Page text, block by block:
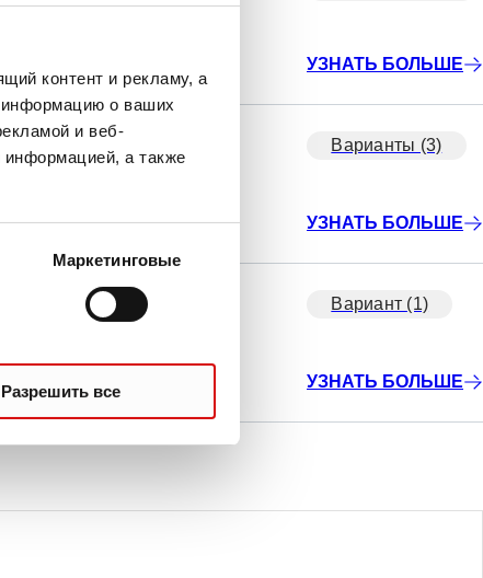
контент и рекламу, а
о ваших
и веб-
информацией, а также
Маркетинговые
Разрешить все
УЗНАТЬ БОЛЬШЕ
Варианты (3)
УЗНАТЬ БОЛЬШЕ
Вариант (1)
УЗНАТЬ БОЛЬШЕ